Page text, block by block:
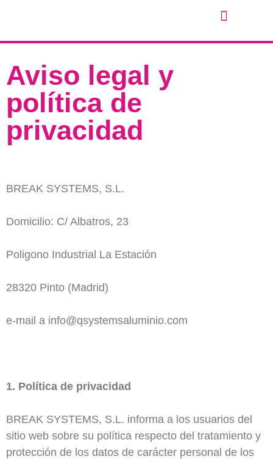
Aviso legal y
política de
privacidad
BREAK SYSTEMS, S.L.
Domicilio: C/ Albatros, 23
Poligono Industrial La Estación
28320 Pinto (Madrid)
e-mail a info@qsystemsaluminio.com
1. Política de privacidad
BREAK SYSTEMS, S.L. informa a los usuarios del
sitio web sobre su política respecto del tratamiento y
protección de los datos de carácter personal de los